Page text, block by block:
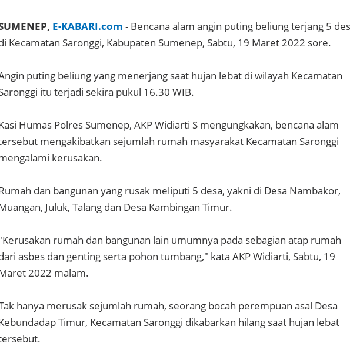
E-KABARI.com - Bencana alam angin puting beliung terjang 5
Kecamatan Saronggi, Kabupaten Sumenep, Sabtu, 19 Maret 2022 sore.
puting beliung yang menerjang saat hujan lebat di wilayah Kecamatan
itu terjadi sekira pukul 16.30 WIB.
Humas Polres Sumenep, AKP Widiarti S mengungkakan, bencana alam
mengakibatkan sejumlah rumah masyarakat Kecamatan Saronggi
kerusakan.
dan bangunan yang rusak meliputi 5 desa, yakni di Desa Nambakor,
Juluk, Talang dan Desa Kambingan Timur.
rumah dan bangunan lain umumnya pada sebagian atap rumah
asbes dan genting serta pohon tumbang," kata AKP Widiarti, Sabtu, 19
2022 malam.
hanya merusak sejumlah rumah, seorang bocah perempuan asal Desa
Timur, Kecamatan Saronggi dikabarkan hilang saat hujan lebat